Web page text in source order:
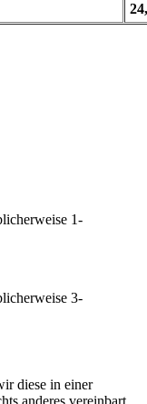
1-
3-
diese in einer